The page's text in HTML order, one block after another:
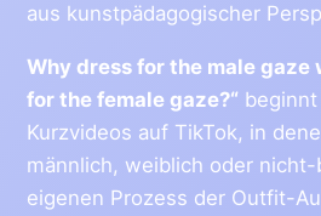
aus kunstpädagogischer
Why dress for the male gaze
for the female gaze?“
Kurzvideos auf TikTok, in
männlich, weiblich oder nicht-
eigenen Prozess der Outfit-